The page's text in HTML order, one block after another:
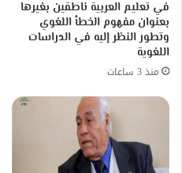
الطرف؟!
بدل
بتره؟!!
مع
بعض
في
في تعليم العربية ناطقين بغيرها
بعنوان مفهوم الخطأ اللغوي
وتطور النظر إليه في الدراسات
اللغوية
منذ 3 ساعات